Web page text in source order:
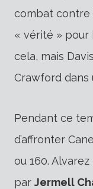
combat contre
« vérité » pour
cela, mais
Crawford
Pendant ce
d’affronter
ou 160.
par Jermell